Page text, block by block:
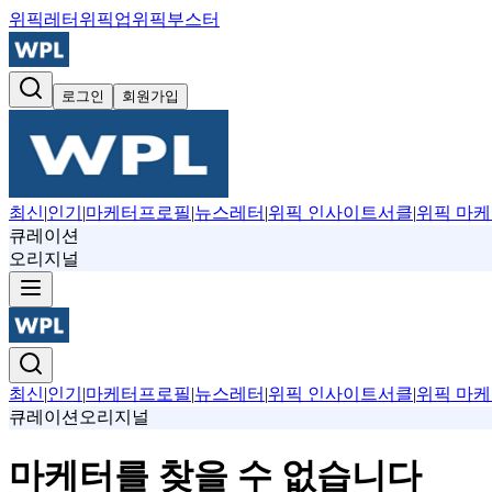
위픽레터 위픽업위픽부스터
로그인 회원가입
최신|인기 |마케터프로필|뉴스레터 |위픽 인사이트서클|위픽 마케
큐레이션
오리지널
최신|인기 |마케터프로필|뉴스레터 |위픽 인사이트서클|위픽 마케
큐레이션 오리지널
마케터를 찾을 수 없습니다